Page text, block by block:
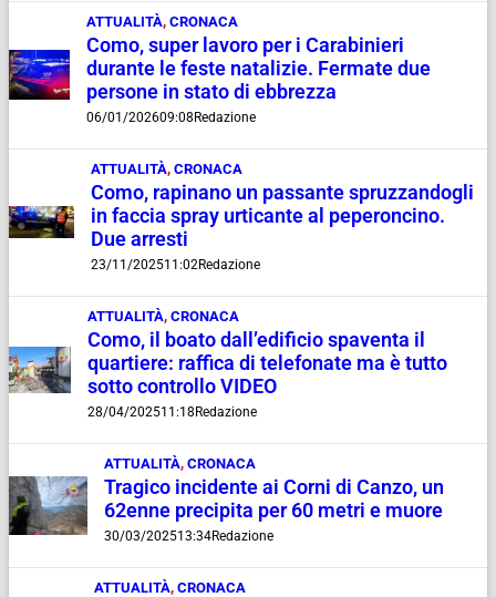
ATTUALITÀ, CRONACA
Como, super lavoro per i Carabinieri
durante le feste natalizie. Fermate due
persone in stato di ebbrezza
06/01/202609:08Redazione
ATTUALITÀ,CRONACA
Como, rapinano un passante spruzzandogli
in faccia spray urticante al peperoncino.
Due arresti
23/11/202511:02Redazione
ATTUALITÀ,CRONACA
Como, il boato dall’edificio spaventa il
quartiere: raffica di telefonate ma è tutto
sotto controllo VIDEO
28/04/202511:18Redazione
ATTUALITÀ, CRONACA
Tragico incidente ai Corni di Canzo, un
62enne precipita per 60 metri e muore
30/03/202513:34Redazione
ATTUALITÀ, CRONACA